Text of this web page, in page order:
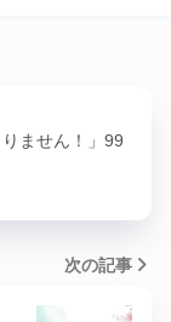
ません！」99
次の記事